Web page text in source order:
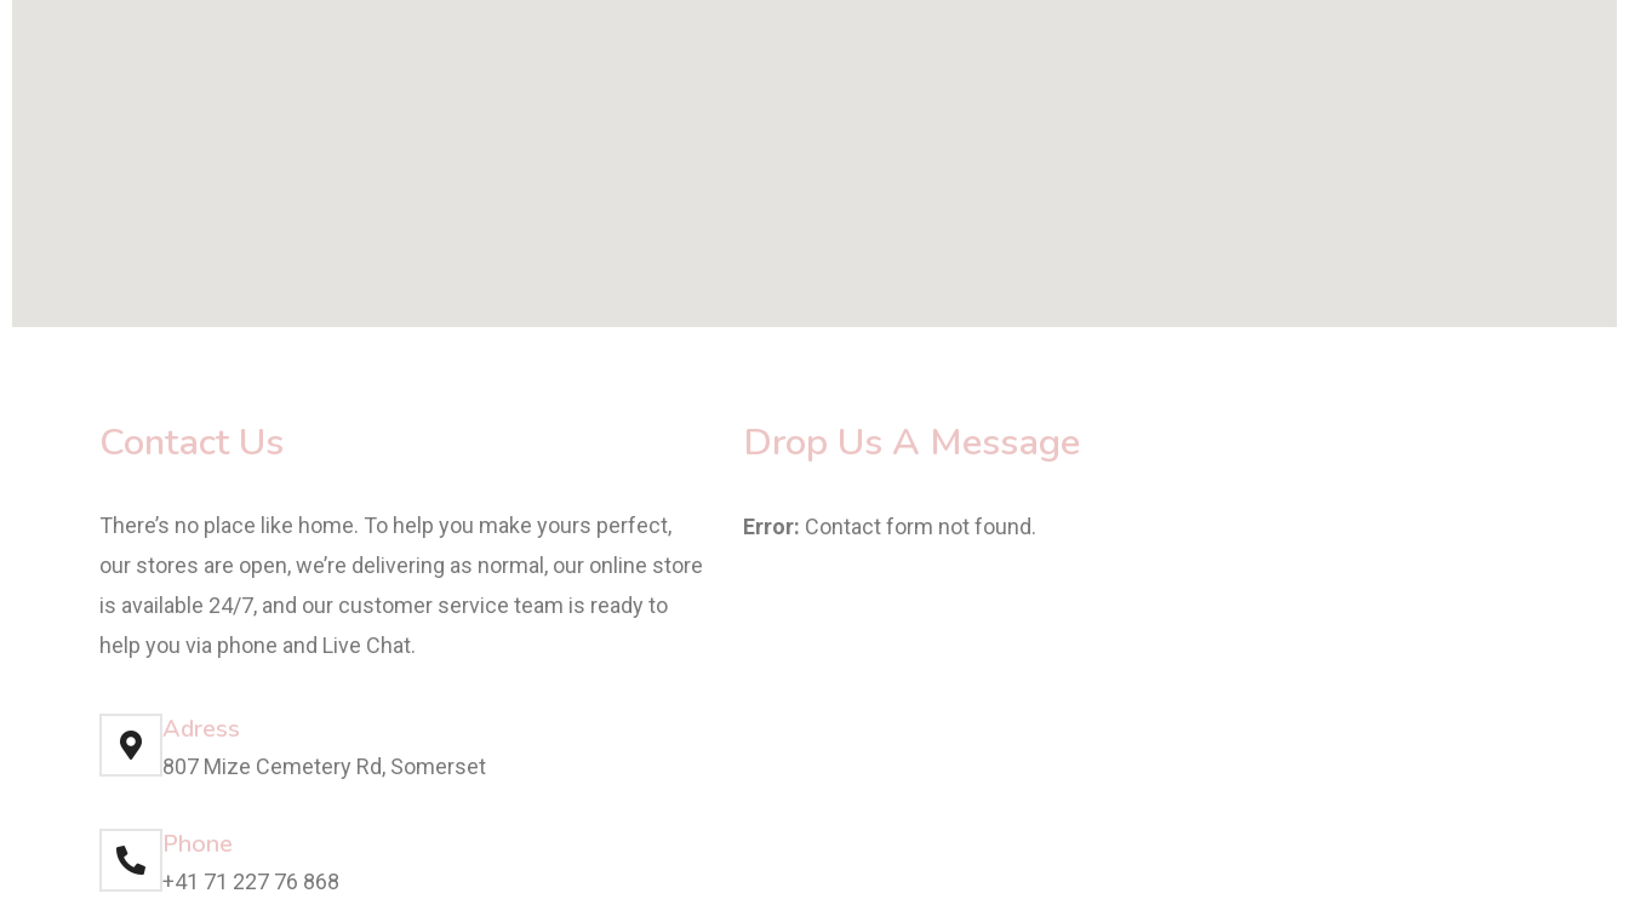
Contact Us
There’s no place like home. To help you make yours perfect,
our stores are open, we’re delivering as normal, our online store
is available 24/7, and our customer service team is ready to
help you via phone and Live Chat.
Adress
807 Mize Cemetery Rd, Somerset
Phone
+41 71 227 76 868
Drop Us A Message
Error: Contact form not found.